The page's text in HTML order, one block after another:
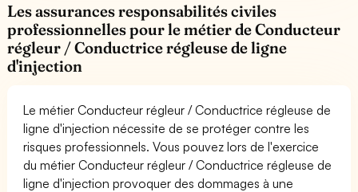
Les assurances responsabilités civiles
professionnelles pour le métier de Conducteur
régleur / Conductrice régleuse de ligne
d'injection
Le métier Conducteur régleur / Conductrice régleuse de
ligne d'injection nécessite de se protéger contre les
risques professionnels. Vous pouvez lors de l'exercice
du métier Conducteur régleur / Conductrice régleuse de
ligne d'injection provoquer des dommages à une